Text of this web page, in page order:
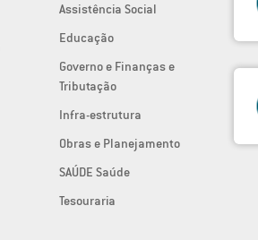
Assistência Social
Educação
Governo e Finanças e
Tributação
Infra-estrutura
Obras e Planejamento
SAÚDE Saúde
Tesouraria